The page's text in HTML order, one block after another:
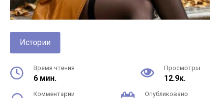
Истории
Время чтения
6 мин.
Просмотры
12.9к.
Комментарии Опубликовано